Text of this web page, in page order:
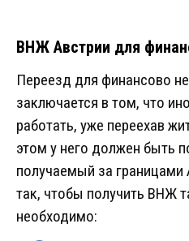
ВНЖ Австрии для
Переезд для финансово
заключается в том, что
работать, уже переехав
этом у него должен быть
получаемый за границами
так, чтобы получить ВНЖ
необходимо: